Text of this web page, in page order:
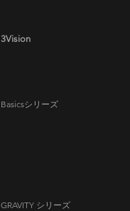
3Vision
Basicsシリーズ
GRAVITY シリーズ